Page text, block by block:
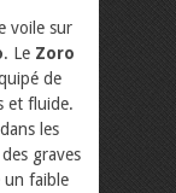
voile sur
. Le Zoro
de
et fluide.
les
graves
un faible